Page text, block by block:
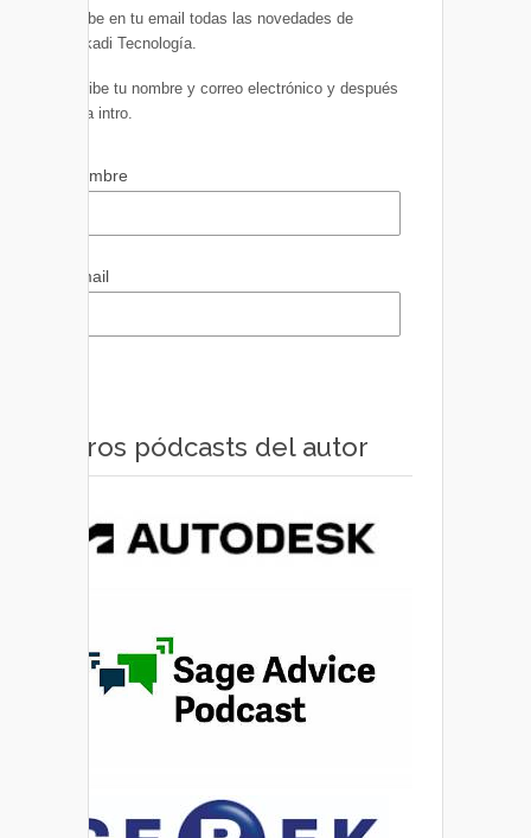
Recibe en tu email todas las novedades de
Euskadi Tecnología.
Escribe tu nombre y correo electrónico y después
pulsa intro.
Nombre
Email
Otros pódcasts del autor